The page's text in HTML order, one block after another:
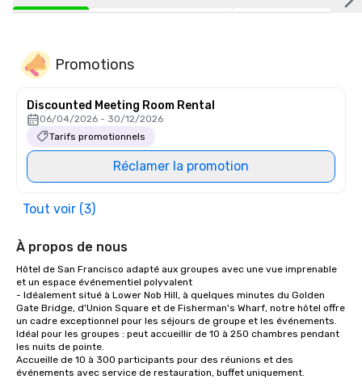
Promotions
Discounted Meeting Room Rental
06/04/2026 - 30/12/2026
Tarifs promotionnels
Réclamer la promotion
Tout voir (3)
À propos de nous
Hôtel de San Francisco adapté aux groupes avec une vue imprenable
et un espace événementiel polyvalent
- Idéalement situé à Lower Nob Hill, à quelques minutes du Golden
Gate Bridge, d'Union Square et de Fisherman's Wharf, notre hôtel offre
un cadre exceptionnel pour les séjours de groupe et les événements.
Idéal pour les groupes : peut accueillir de 10 à 250 chambres pendant
les nuits de pointe.
Accueille de 10 à 300 participants pour des réunions et des
événements avec service de restauration, buffet uniquement.